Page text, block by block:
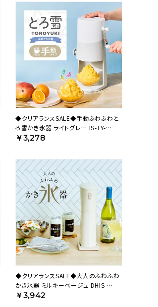
◆クリアランスSALE◆手動ふわふわと
ろ雪かき氷器 ライトグレー IS-TY-
B5GY【HO】
￥3,278
◆クリアランスSALE◆大人のふわふわ
かき氷器 ミルキーベージュ DHIS-
B3MBE 【HO】
￥3,942